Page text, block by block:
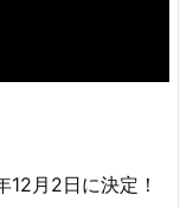
月2日に決定！